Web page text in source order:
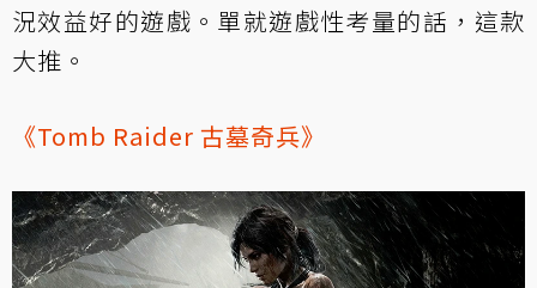
況效益好的遊戲。單就遊戲性考量的話，這款
大推。
《Tomb Raider 古墓奇兵》